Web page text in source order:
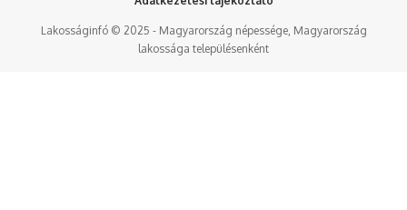
Lakosságinfó © 2025 - Magyarország népessége, Magyarország
lakossága településenként